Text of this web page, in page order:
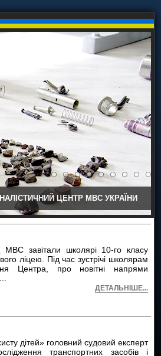
ЦЕНТР МВС УКРАЇНИ
завітали школярі 10-го класу
ліцею. Під час зустрічі школярам
Центра, про новітні напрями
ДЕТАЛЬНІШЕ...
дітей» головний судовий експерт
транспортних засобів і